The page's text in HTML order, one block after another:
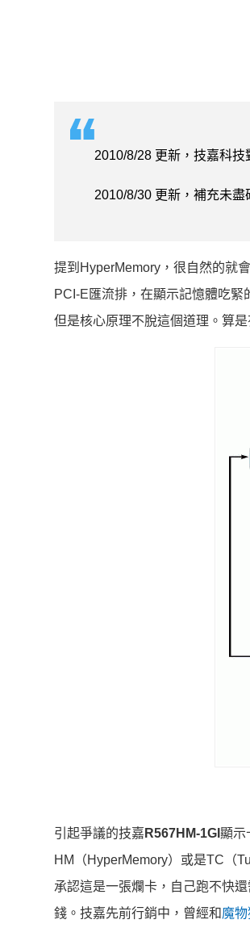
2010/8/28 更新，技嘉科
2010/8/30 更新，補充未盡
提到HyperMemory，很自然的就
PCI-E匯流排，在顯示記憶體吃緊
但是核心原理不脫這個道理。算
引起爭議的技嘉 R567HM-1GI 顯示
HM（HyperMemory）或是TC（
承認這是一張爛卡，自己跑不快
錢。技嘉先前行銷中，曾經和魔物